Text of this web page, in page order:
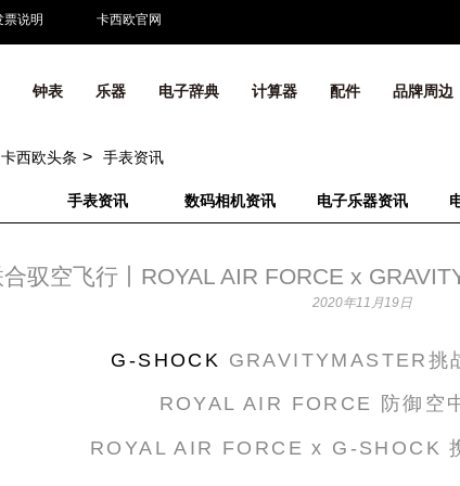
票说明 卡西欧官网
钟表 乐器 电子辞典 计算器 配件 品牌周边
卡西欧头条 手表资讯
手表资讯 数码相机资讯 电子乐器资讯
驭空飞行丨ROYAL AIR FORCE x
2020年11月19日
G-SHOCK GRAVITYMASTER挑
ROYAL AIR FORCE 防御空
ROYAL AIR FORCE x G-SHOCK